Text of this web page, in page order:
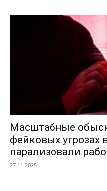
Масштабные
фейковых угрозах
парализовали
27.11.2025